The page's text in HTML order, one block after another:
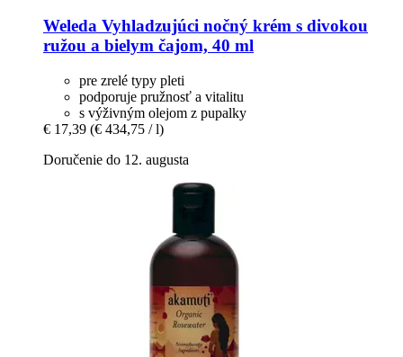
Weleda Vyhladzujúci nočný krém s divokou
ružou a bielym čajom, 40 ml
pre zrelé typy pleti
podporuje pružnosť a vitalitu
s výživným olejom z pupalky
€ 17,39 (€ 434,75 / l)
Doručenie do 12. augusta